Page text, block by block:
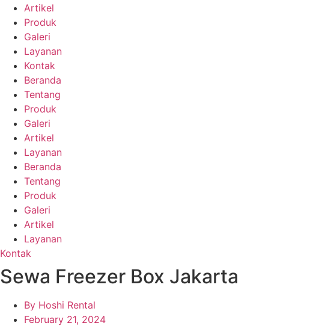
Artikel
Produk
Galeri
Layanan
Kontak
Beranda
Tentang
Produk
Galeri
Artikel
Layanan
Beranda
Tentang
Produk
Galeri
Artikel
Layanan
Kontak
Sewa Freezer Box Jakarta
By Hoshi Rental
February 21, 2024